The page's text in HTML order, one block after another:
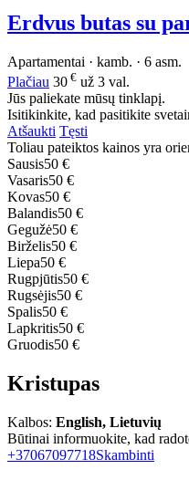
Erdvus butas su
Apartamentai · kamb. · 6 asm.
Plačiau 30 € už 3 val.
Jūs paliekate mūsų tinklapį.
Isitikinkite, kad pasitikite
Atšaukti Tęsti
Toliau pateiktos kainos yra
Sausis50 €
Vasaris50 €
Kovas50 €
Balandis50 €
Gegužė50 €
Birželis50 €
Liepa50 €
Rugpjūtis50 €
Rugsėjis50 €
Spalis50 €
Lapkritis50 €
Gruodis50 €
Kristupas
Kalbos: English, Lietuvių
Būtinai informuokite, kad
+37067097718Skambinti